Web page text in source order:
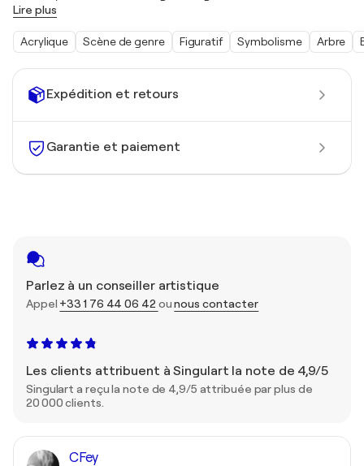
Expédition et retours
Garantie et paiement
Parlez à un conseiller artistique
Appel +33 1 76 44 06 42 ounous contacter
Les clients attribuent à Singulart la note de 4,9/5
Singulart a reçu la note de 4,9/5 attribuée par plus de
20 000 clients.
CFey
Lire plus
Acrylique Scène de genre Figuratif Symbolisme Arbre